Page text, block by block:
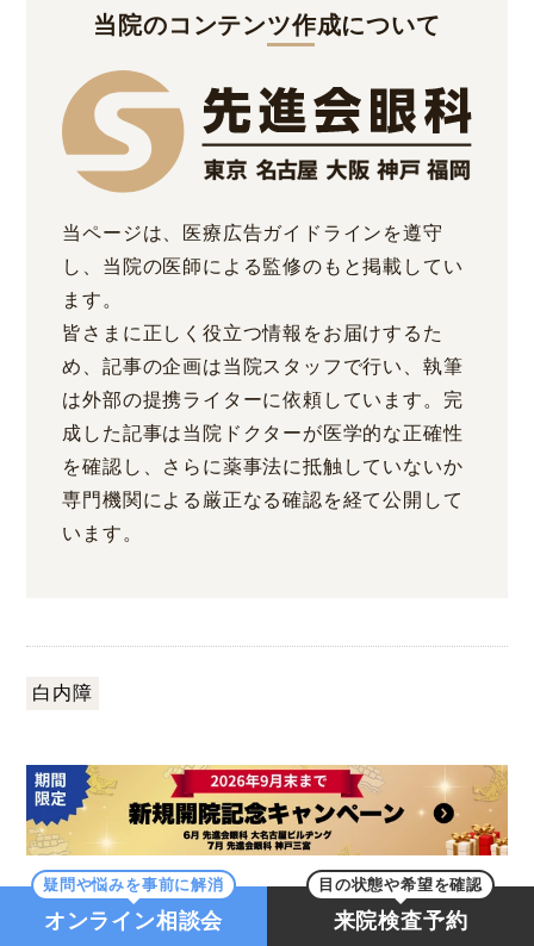
当院のコンテンツ作成について
当ページは、医療広告ガイドラインを遵守
し、当院の医師による監修のもと掲載してい
ます。
皆さまに正しく役立つ情報をお届けするた
め、記事の企画は当院スタッフで行い、執筆
は外部の提携ライターに依頼しています。完
成した記事は当院ドクターが医学的な正確性
を確認し、さらに薬事法に抵触していないか
専門機関による厳正なる確認を経て公開して
います。
白内障
← 記事一覧 →
疑問や悩みを事前に解消
オンライン相談会
目の状態や希望を確認
来院検査予約